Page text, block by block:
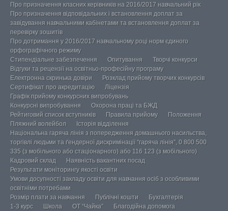
Про призначення класних керівників на 2016/2017 навчальний рік
Про призначення відповідальних і встановлення доплат за
завідування навчальними кабінетами та встановлення доплат за
перевірку зошитів
Про дотримання у 2016/2017 навчальному році норм єдиного
орфографічного режиму
Стипендіальне забезпечення
Опитування
Творчі конкурси
Відгуки та рецензії на освітньо-професійну програму
Електронна скринька довіри
Розклад прийому творчих конкурсів
Сертифікат про акредитацію
Ліцензія
Графік прийому конкурсних випробувань
Конкурсні випробування
Охорона праці та БЖД
Рейтиговий список вступників
Правила прийому
Положення
Пляжний волейбол
Історія відділення
Національна гаряча лінія з попередження домашнього насильства,
торгівлі людьми та ґендерної дискримінації “гаряча лінія”, 0 800 500
335 (з мобільного або стаціонарного) або 116 123 (з мобільного)
Кадровий склад
Наявність вакантних посад
Результати моніторингу якості освіти
Умови досупності закладу освіти для навчання осіб з особливими
освітніми потребами
Розмір плати за навчання
Публічні кошти
Бухгалтерія
1-3 курс
Школа ОТ “Чайка”
Благодійна допомога